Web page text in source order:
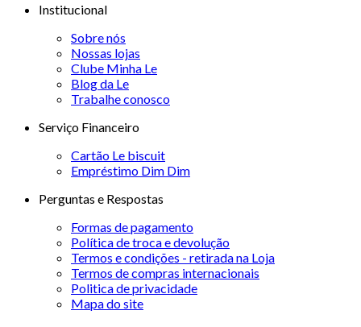
Institucional
Sobre nós
Nossas lojas
Clube Minha Le
Blog da Le
Trabalhe conosco
Serviço Financeiro
Cartão Le biscuit
Empréstimo Dim Dim
Perguntas e Respostas
Formas de pagamento
Política de troca e devolução
Termos e condições - retirada na Loja
Termos de compras internacionais
Politica de privacidade
Mapa do site